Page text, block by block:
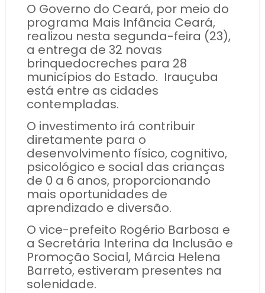
O Governo do Ceará, por meio do
programa Mais Infância Ceará,
realizou nesta segunda-feira (23),
a entrega de 32 novas
brinquedocreches para 28
municípios do Estado. Irauçuba
está entre as cidades
contempladas.
O investimento irá contribuir
diretamente para o
desenvolvimento físico, cognitivo,
psicológico e social das crianças
de 0 a 6 anos, proporcionando
mais oportunidades de
aprendizado e diversão.
O vice-prefeito Rogério Barbosa e
a Secretária Interina da Inclusão e
Promoção Social, Márcia Helena
Barreto, estiveram presentes na
solenidade.